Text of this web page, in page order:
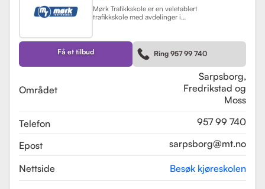
Mørk Trafikkskole er en veletablert
trafikkskole med avdelinger i
på undervisningen, og har fått
positive tilbakemeldinger fra elever,
med vurderinger som 5.0 i
Sarpsborg og 4.4 i Fredrikstad.
Få et tilbud Ring 957 99 740
Området
Sarpsborg,
Fredrikstad og
Moss
Telefon
957 99 740
Epost
sarpsborg@mt.no
Nettside Besøk kjøreskolen